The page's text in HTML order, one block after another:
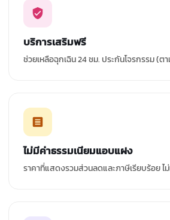
บริการเสริมฟรี
ช่วยเหลือฉุกเฉิน 24 ชม. ประกันโจรกรรม (ต
ไม่มีค่าธรรมเนียมแอบแฝง
ราคาที่แสดงรวมส่วนลดและภาษีเรียบร้อย ไ